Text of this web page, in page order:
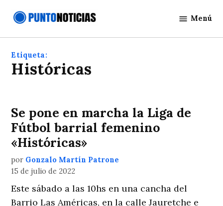
Noticias
Menú
Etiqueta:
Históricas
Se pone en marcha la Liga de
Fútbol barrial femenino
«Históricas»
por Gonzalo Martín Patrone
15 de julio de 2022
Este sábado a las 10hs en una cancha del
Barrio Las Américas, en la calle Jauretche e